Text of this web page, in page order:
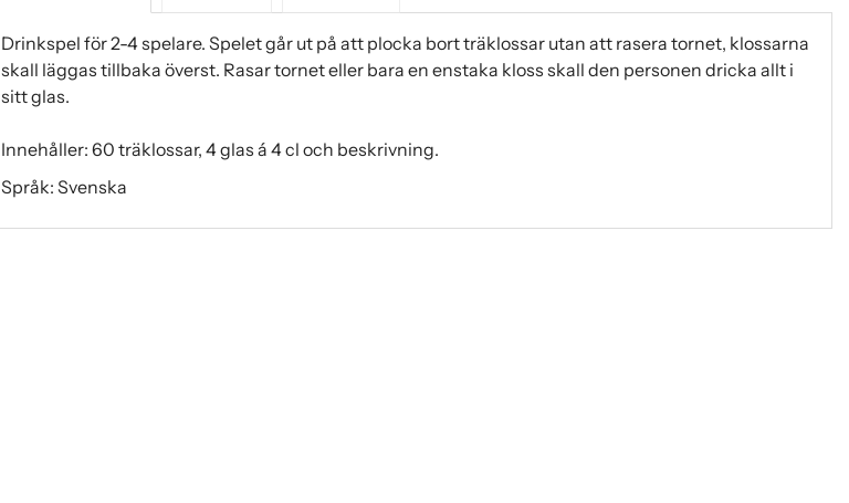
Drinkspel för 2-4 spelare. Spelet går ut på att plocka bort träklossar utan att rasera tornet, klossarna
skall läggas tillbaka överst. Rasar tornet eller bara en enstaka kloss skall den personen dricka allt i
sitt glas.
Innehåller: 60 träklossar, 4 glas á 4 cl och beskrivning.
Språk: Svenska